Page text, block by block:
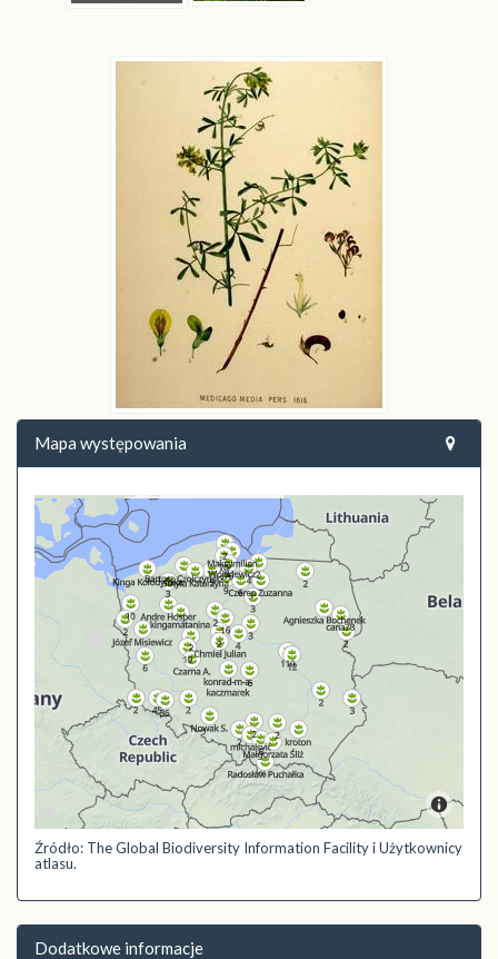
Mapa występowania
Źródło: The Global Biodiversity Information Facility i Użytkownicy
atlasu.
Dodatkowe informacje